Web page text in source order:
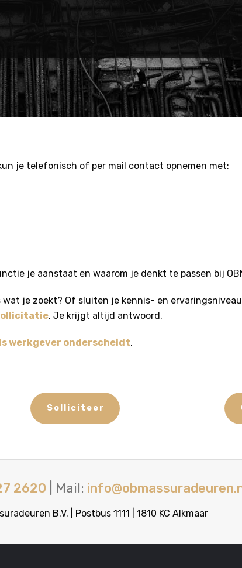
je telefonisch of per mail contact opnemen met:
je aanstaat en waarom je denkt te passen bij
je zoekt? Of sluiten je kennis- en ervaringsniveau
. Je krijgt altijd antwoord.
werkgever onderscheidt.
Solliciteer
2620 | Mail:
B.V. | Postbus 1111 | 1810 KC Alkmaar